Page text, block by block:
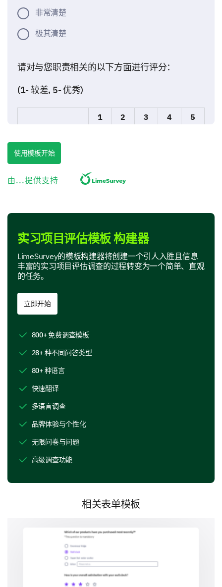
非常清楚
极其清楚
请对与您职责相关的以下方面进行评分：
(1- 较差, 5- 优秀)
1 2 3 4
5
任务带来的独立性
定期反馈
实习环境与文化
我们希望了解您对我们工作环境和文化的体验，以及我
们可以改进的地方。
您欣赏我们公司文化的哪些方面？（您可以选择
多个）
团队合作
透明度
工作与生活的平衡
学习机会
多样性和包容性
您能否描述影响您对我们公司文化看法的具体情
况或经历？
您的反馈对我们完善实习生的指导和支持结构至关重
对于以下关于指导和支持的陈述，请标明您是否
同意、不同意或不确定。
使用模板开始
由...提供支持
实习项目评估模板 构建器
LimeSurvey的模板构建器将创建一个引人入胜且信息
丰富的实习项目评估调查的过程转变为一个简单、直观
的任务。
立即开始
800+ 免费调查模板
28+ 种不同问答类型
80+ 种语言
快速翻译
多语言调查
品牌体验与个性化
无限问卷与问题
高级调查功能
相关表单模板